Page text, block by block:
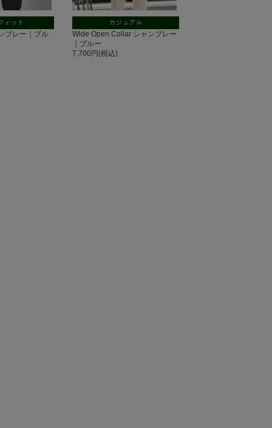
ィット
ブレー｜ブル
カジュアル
Wide Open Collar シャンブレー
｜ブルー
7,700円(税込)